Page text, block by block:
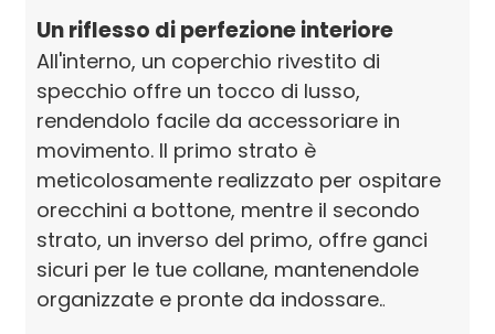
Un riflesso di perfezione interiore
All'interno, un coperchio rivestito di
specchio offre un tocco di lusso,
rendendolo facile da accessoriare in
movimento. Il primo strato è
meticolosamente realizzato per ospitare
orecchini a bottone, mentre il secondo
strato, un inverso del primo, offre ganci
sicuri per le tue collane, mantenendole
organizzate e pronte da indossare..